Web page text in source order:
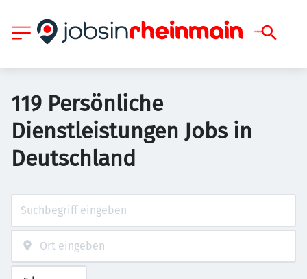
119 Persönliche
Dienstleistungen Jobs in
Deutschland